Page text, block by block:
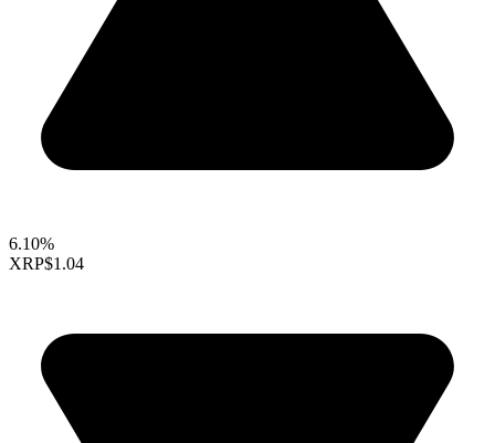
6.10%
XRP$1.04